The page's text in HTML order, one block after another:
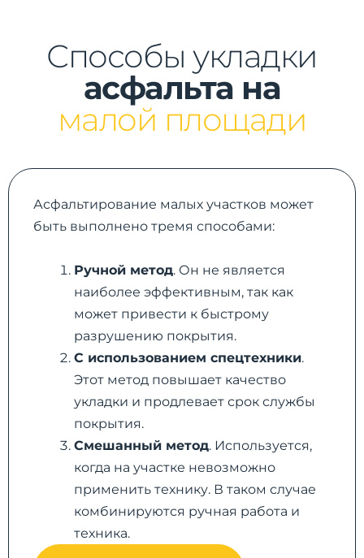
Способы укладки
асфальта на
малой площади
Асфальтирование малых участков может
быть выполнено тремя способами:
Ручной метод. Он не является
наиболее эффективным, так как
может привести к быстрому
разрушению покрытия.
С использованием спецтехники.
Этот метод повышает качество
укладки и продлевает срок службы
покрытия.
Смешанный метод. Используется,
когда на участке невозможно
применить технику. В таком случае
комбинируются ручная работа и
техника.